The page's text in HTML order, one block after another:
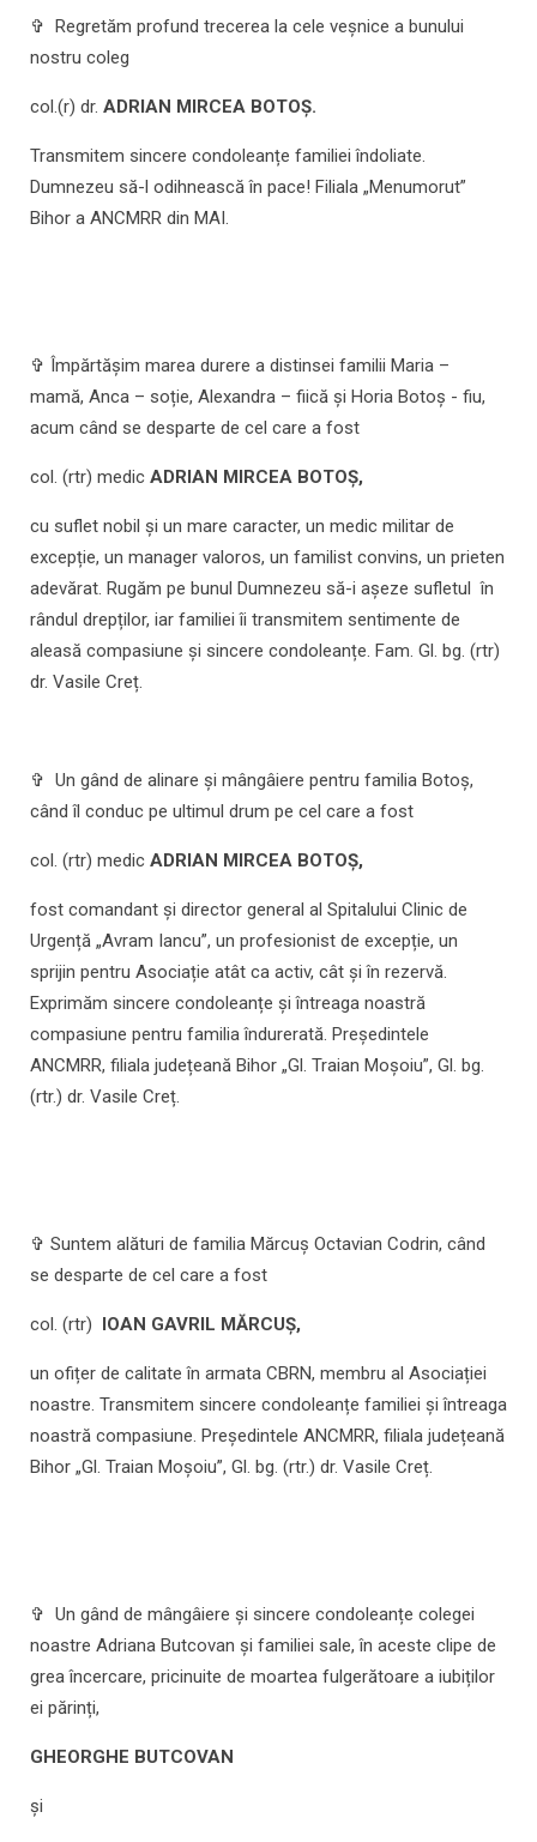
✞ Regretăm profund trecerea la cele veșnice a bunului
nostru coleg
col.(r) dr. ADRIAN MIRCEA BOTOȘ.
Transmitem sincere condoleanțe familiei îndoliate.
Dumnezeu să-l odihnească în pace! Filiala „Menumorut”
Bihor a ANCMRR din MAI.
✞ Împărtășim marea durere a distinsei familii Maria –
mamă, Anca – soție, Alexandra – fiică și Horia Botoș - fiu,
acum când se desparte de cel care a fost
col. (rtr) medic ADRIAN MIRCEA BOTOȘ,
cu suflet nobil și un mare caracter, un medic militar de
excepție, un manager valoros, un familist convins, un prieten
adevărat. Rugăm pe bunul Dumnezeu să-i așeze sufletul în
rândul drepților, iar familiei îi transmitem sentimente de
aleasă compasiune și sincere condoleanțe. Fam. Gl. bg. (rtr)
dr. Vasile Creț.
✞ Un gând de alinare și mângâiere pentru familia Botoș,
când îl conduc pe ultimul drum pe cel care a fost
col. (rtr) medic ADRIAN MIRCEA BOTOȘ,
fost comandant și director general al Spitalului Clinic de
Urgență „Avram Iancu”, un profesionist de excepție, un
sprijin pentru Asociație atât ca activ, cât și în rezervă.
Exprimăm sincere condoleanțe și întreaga noastră
compasiune pentru familia îndurerată. Președintele
ANCMRR, filiala județeană Bihor „Gl. Traian Moșoiu”, Gl. bg.
(rtr.) dr. Vasile Creț.
✞ Suntem alături de familia Mărcuș Octavian Codrin, când
se desparte de cel care a fost
col. (rtr) IOAN GAVRIL MĂRCUȘ,
un ofițer de calitate în armata CBRN, membru al Asociației
noastre. Transmitem sincere condoleanțe familiei și întreaga
noastră compasiune. Președintele ANCMRR, filiala județeană
Bihor „Gl. Traian Moșoiu”, Gl. bg. (rtr.) dr. Vasile Creț.
✞ Un gând de mângâiere și sincere condoleanțe colegei
noastre Adriana Butcovan și familiei sale, în aceste clipe de
grea încercare, pricinuite de moartea fulgerătoare a iubiților
ei părinți,
GHEORGHE BUTCOVAN
și